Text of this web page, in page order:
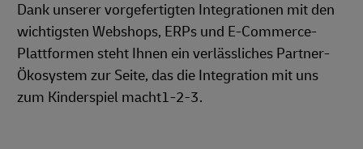
Dank unserer vorgefertigten Integrationen mit den
wichtigsten Webshops, ERPs und E-Commerce-
Plattformen steht Ihnen ein verlässliches Partner-
Ökosystem zur Seite, das die Integration mit uns
zum Kinderspiel macht1-2-3.